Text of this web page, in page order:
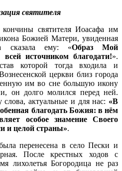
святителя
святителя Иоасафа им
Божией Матери, увиденная
сказала ему: «Образ Мой
источником благодати!».
которой тогда входила и
церкви близ города
им во сне большую икону
он долго молился перед ней.
актуальные и для нас: «В
благодать Божия: в нём
особое знамение Своего
и целой страны».
перенесена в село Пески и
После крестных ходов с
лихолетья Богородица не раз